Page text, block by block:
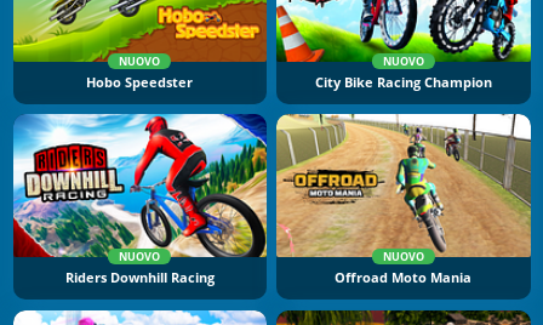
NUOVO
Hobo Speedster
NUOVO
City Bike Racing Champion
NUOVO
Riders Downhill Racing
NUOVO
Offroad Moto Mania